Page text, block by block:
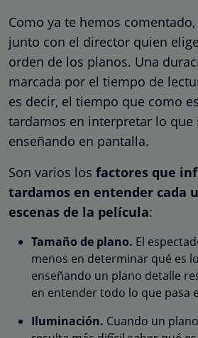
Como ya te hemos
junto con el director quien
orden de los planos. Una
marcada por el tiempo de
es decir, el tiempo que como
tardamos en interpretar lo que
enseñando en pantalla.
Son varios los factores que
tardamos en entender cada
escenas de la película:
Tamaño de plano. El
menos en determinar qué es
enseñando un plano detalle
en entender todo lo que pasa
Iluminación. Cuando un